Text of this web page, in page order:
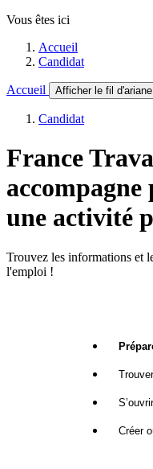
Vous êtes ici
Accueil
Candidat
Accueil Afficher le fil d'ariane
Candidat
France
une activité
Trouvez les informations et
l'emploi !
Créer